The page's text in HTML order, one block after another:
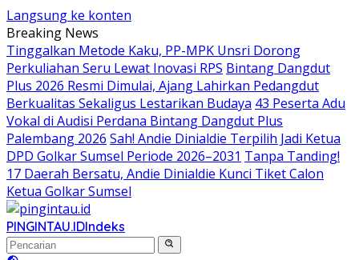
Langsung ke konten
Breaking News
Tinggalkan Metode Kaku, PP-MPK Unsri Dorong
Perkuliahan Seru Lewat Inovasi RPS Bintang Dangdut
Plus 2026 Resmi Dimulai, Ajang Lahirkan Pedangdut
Berkualitas Sekaligus Lestarikan Budaya 43 Peserta Adu
Vokal di Audisi Perdana Bintang Dangdut Plus
Palembang 2026 Sah! Andie Dinialdie Terpilih Jadi Ketua
DPD Golkar Sumsel Periode 2026–2031 Tanpa Tanding!
17 Daerah Bersatu, Andie Dinialdie Kunci Tiket Calon
Ketua Golkar Sumsel
PINGINTAU.IDIndeks